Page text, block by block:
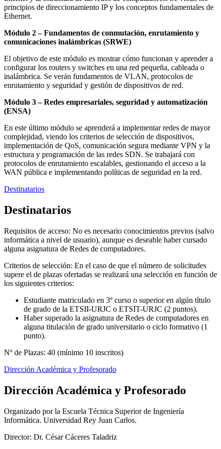
principios de direccionamiento IP y los conceptos fundamentales de
Ethernet.
Módulo 2 – Fundamentos de conmutación, enrutamiento y
comunicaciones inalámbricas (SRWE)
El objetivo de este módulo es mostrar cómo funcionan y aprender a
configurar los routers y switches en una red pequeña, cableada o
inalámbrica. Se verán fundamentos de VLAN, protocolos de
enrutamiento y seguridad y gestión de dispositivos de red.
Módulo 3 – Redes empresariales, seguridad y automatización
(ENSA)
En este último módulo se aprenderá a implementar redes de mayor
complejidad, viendo los criterios de selección de dispositivos,
implementación de QoS, comunicación segura mediante VPN y la
estructura y programación de las redes SDN. Se trabajará con
protocolos de enrutamiento escalables, gestionando el acceso a la
WAN pública e implementando políticas de seguridad en la red.
Destinatarios
Destinatarios
Requisitos de acceso: No es necesario conocimientos previos (salvo
informática a nivel de usuario), aunque es deseable haber cursado
alguna asignatura de Redes de computadores.
Criterios de selección: En el caso de que el número de solicitudes
supere el de plazas ofertadas se realizará una selección en función de
los siguientes criterios:
Estudiante matriculado en 3º curso o superior en algún título
de grado de la ETSII-URJC o ETSIT-URJC (2 puntos).
Haber superado la asignatura de Redes de computadores en
alguna titulación de grado universitario o ciclo formativo (1
punto).
Nº de Plazas: 40 (mínimo 10 inscritos)
Dirección Académica y Profesorado
Dirección Académica y Profesorado
Organizado por la Escuela Técnica Superior de Ingeniería
Informática. Universidad Rey Juan Carlos.
Director: Dr. César Cáceres Taladriz